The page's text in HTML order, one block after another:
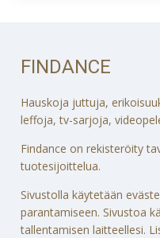
FINDANCE
Hauskoja juttuja,
leffoja, tv-sarjoja,
Findance on rekisteröity
tuotesijoittelua.
Sivustolla käytetään
parantamiseen. Sivustoa
tallentamisen laitteellesi.